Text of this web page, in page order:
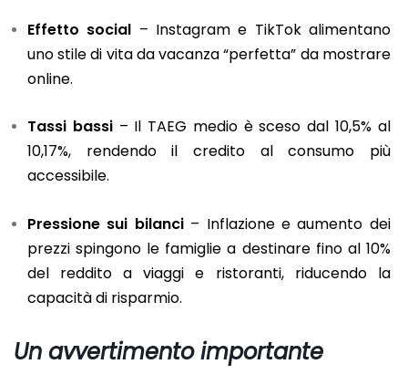
Effetto social – Instagram e TikTok alimentano
uno stile di vita da vacanza “perfetta” da mostrare
online.
Tassi bassi– Il TAEG medio è sceso dal 10,5% al
10,17%, rendendo il credito al consumo più
accessibile.
Pressione sui bilanci– Inflazione e aumento dei
prezzi spingono le famiglie a destinare fino al 10%
del reddito a viaggi e ristoranti, riducendo la
capacità di risparmio.
Un avvertimento importante